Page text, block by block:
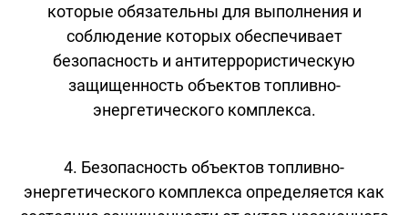
которые обязательны для выполнения и
соблюдение которых обеспечивает
безопасность и антитеррористическую
защищенность объектов топливно-
энергетического комплекса.
4. Безопасность объектов топливно-
энергетического комплекса определяется как